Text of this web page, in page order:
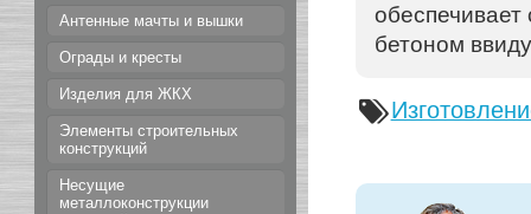
Антенные мачты и вышки
Ограды и кресты
Изделия для ЖКХ
Элементы строительных
конструкций
Несущие
металлоконструкции
обеспечивает
бетоном